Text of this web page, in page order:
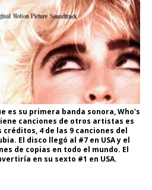
es su primera banda sonora, Who's
canciones de otros artistas es
créditos, 4 de las 9 canciones del
El disco llegó al #7 en USA y el
de copias en todo el mundo. El
en su sexto #1 en USA.